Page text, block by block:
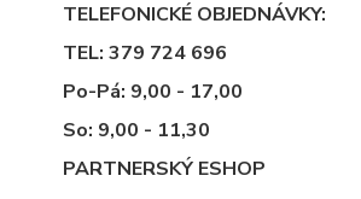
TELEFONICKÉ OBJEDNÁVKY:
TEL: 379 724 696
Po-Pá: 9,00 - 17,00
So: 9,00 - 11,30
PARTNERSKÝ ESHOP